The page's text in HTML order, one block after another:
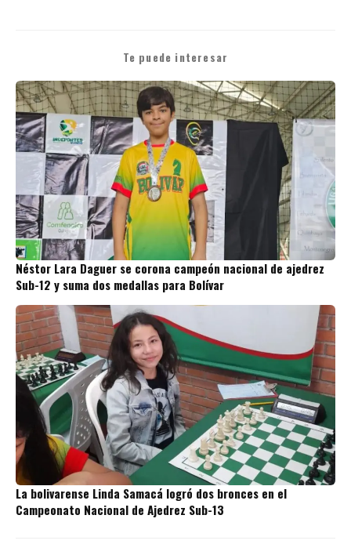
Te puede interesar
Néstor Lara Daguer se corona campeón nacional de ajedrez
Sub-12 y suma dos medallas para Bolívar
La bolivarense Linda Samacá logró dos bronces en el
Campeonato Nacional de Ajedrez Sub-13